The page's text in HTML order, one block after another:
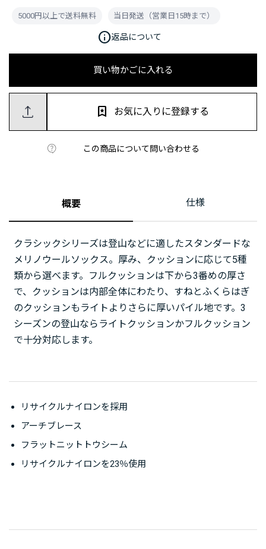
買い物かごに入れる
この商品について問い合わせる
お気に入りに登録する
5000円以上で送料無料 当日発送（営業日15時まで）
info返品について
概要 仕様
クラシックシリーズは登山などに適したスタンダードな
メリノウールソックス。厚み、クッションに応じて5種
類から選べます。フルクッションは下から3番めの厚さ
で、クッションは内部全体にわたり、すねとふくらはぎ
のクッションもライトよりさらに厚いパイル地です。3
シーズンの登山ならライトクッションかフルクッション
で十分対応します。
リサイクルナイロンを採用
アーチブレース
フラットニットトウシーム
リサイクルナイロンを23％使用